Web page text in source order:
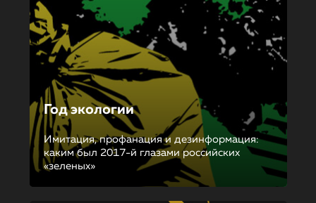
Год экологии
Имитация, профанация и дезинформация:
каким был 2017-й глазами российских
«зеленых»